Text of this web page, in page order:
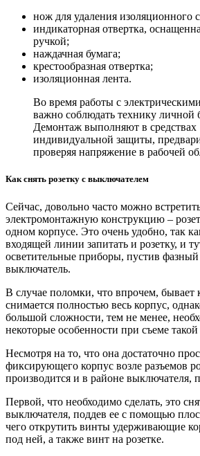
нож для удаления изоляционного
индикаторная отвертка,
ручкой;
наждачная бумага;
крестообразная отвертка;
изоляционная лента.
Во время работы с
важно соблюдать технику личной
Демонтаж выполняют в средствах
индивидуальной защиты,
проверяя напряжение в рабочей
Как снять розетку с выключателем
Сейчас, довольно часто можно
электромонтажную конструкцию –
одном корпусе. Это очень удобно, так
входящей линии запитать и розетку, и
осветительные приборы, пустив фазный
выключатель.
В случае поломки, что впрочем, бывает
снимается полностью весь корпус,
большой сложности, тем не менее,
некоторые особенности при съеме
Несмотря на то, что она достаточно
фиксирующего корпус возле разъемов
производится и в районе выключателя,
Первой, что необходимо сделать, это
выключателя, поддев ее с помощью
чего открутить винты удерживающие
под ней, а также винт на розетке.